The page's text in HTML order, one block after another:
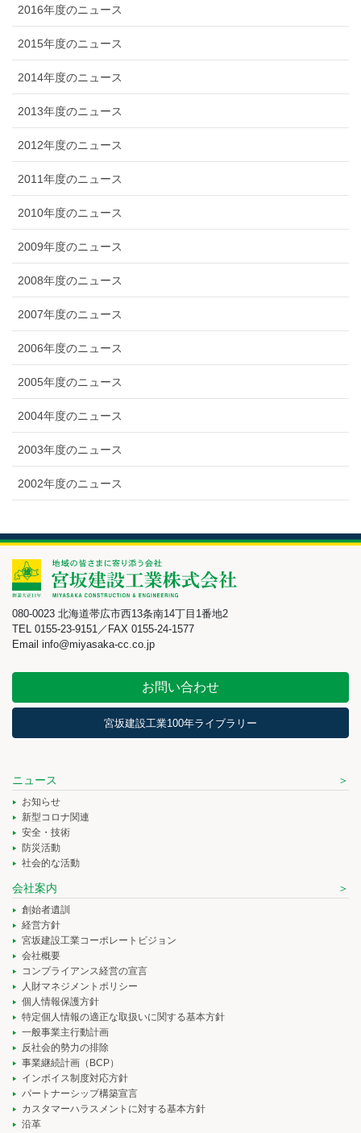
2016年度のニュース
2015年度のニュース
2014年度のニュース
2013年度のニュース
2012年度のニュース
2011年度のニュース
2010年度のニュース
2009年度のニュース
2008年度のニュース
2007年度のニュース
2006年度のニュース
2005年度のニュース
2004年度のニュース
2003年度のニュース
2002年度のニュース
080-0023 北海道帯広市西13条南14丁目1番地2
TEL 0155-23-9151／FAX 0155-24-1577
Email info@miyasaka-cc.co.jp
お問い合わせ
宮坂建設工業100年ライブラリー
ニュース
お知らせ
新型コロナ関連
安全・技術
防災活動
社会的な活動
会社案内
創始者遺訓
経営方針
宮坂建設工業コーポレートビジョン
会社概要
コンプライアンス経営の宣言
人財マネジメントポリシー
個人情報保護方針
特定個人情報の適正な取扱いに関する基本方針
一般事業主行動計画
反社会的勢力の排除
事業継続計画（BCP）
インボイス制度対応方針
パートナーシップ構築宣言
カスタマーハラスメントに対する基本方針
沿革